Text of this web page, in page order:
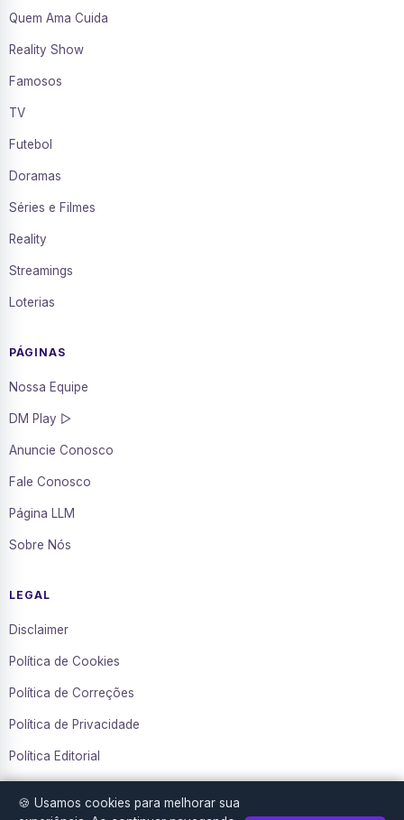
Quem Ama Cuida
Reality Show
Famosos
TV
Futebol
Doramas
Séries e Filmes
Reality
Streamings
Loterias
PÁGINAS
Nossa Equipe
DM Play ▷
Anuncie Conosco
Fale Conosco
Página LLM
Sobre Nós
LEGAL
Disclaimer
Política de Cookies
Política de Correções
Política de Privacidade
Política Editorial
🍪 Usamos cookies para melhorar sua